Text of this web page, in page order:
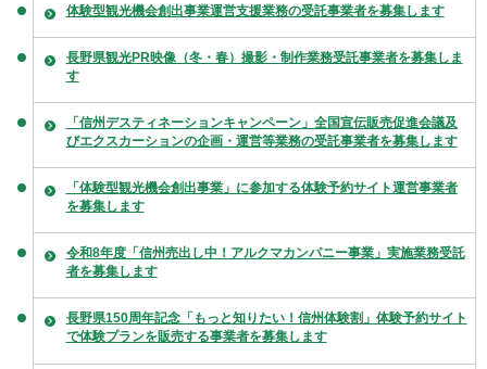
体験型観光機会創出事業運営支援業務の受託事業者を募集します
長野県観光PR映像（冬・春）撮影・制作業務受託事業者を募集しま
す
「信州デスティネーションキャンペーン」全国宣伝販売促進会議及
びエクスカーションの企画・運営等業務の受託事業者を募集します
「体験型観光機会創出事業」に参加する体験予約サイト運営事業者
を募集します
令和8年度「信州売出し中！アルクマカンパニー事業」実施業務受託
者を募集します
長野県150周年記念「もっと知りたい！信州体験割」体験予約サイト
で体験プランを販売する事業者を募集します